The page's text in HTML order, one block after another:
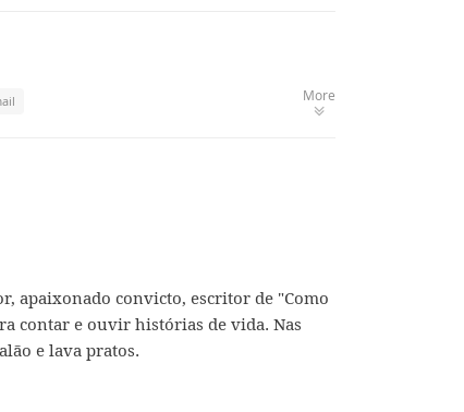
More
apaixonado convicto, escritor de "Como
contar e ouvir histórias de vida. Nas
e lava pratos.